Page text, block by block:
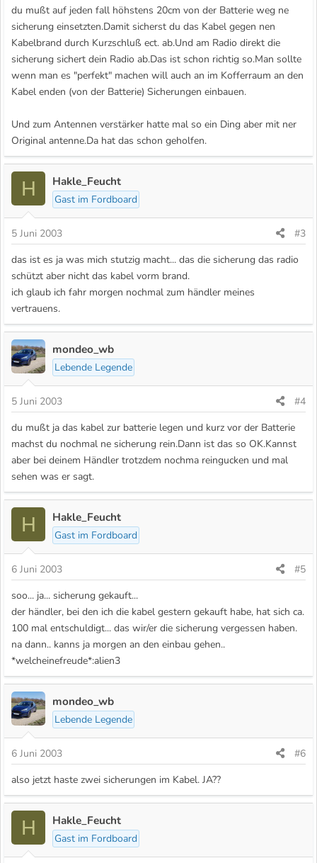
du mußt auf jeden fall höhstens 20cm von der Batterie weg ne
sicherung einsetzten.Damit sicherst du das Kabel gegen nen
Kabelbrand durch Kurzschluß ect. ab.Und am Radio direkt die
sicherung sichert dein Radio ab.Das ist schon richtig so.Man sollte
wenn man es "perfekt" machen will auch an im Kofferraum an den
Kabel enden (von der Batterie) Sicherungen einbauen.
Und zum Antennen verstärker hatte mal so ein Ding aber mit ner
Original antenne.Da hat das schon geholfen.
H Hakle_Feucht
Gast im Fordboard
5 Juni 2003
#3
das ist es ja was mich stutzig macht... das die sicherung das radio
schützt aber nicht das kabel vorm brand.
ich glaub ich fahr morgen nochmal zum händler meines
vertrauens.
mondeo_wb
Lebende Legende
5 Juni 2003
#4
du mußt ja das kabel zur batterie legen und kurz vor der Batterie
machst du nochmal ne sicherung rein.Dann ist das so OK.Kannst
aber bei deinem Händler trotzdem nochma reingucken und mal
sehen was er sagt.
H Hakle_Feucht
Gast im Fordboard
6 Juni 2003
#5
soo... ja... sicherung gekauft...
der händler, bei den ich die kabel gestern gekauft habe, hat sich ca.
100 mal entschuldigt... das wir/er die sicherung vergessen haben.
na dann.. kanns ja morgen an den einbau gehen..
*welcheinefreude*:alien3
mondeo_wb
Lebende Legende
6 Juni 2003
#6
also jetzt haste zwei sicherungen im Kabel. JA??
H Hakle_Feucht
Gast im Fordboard